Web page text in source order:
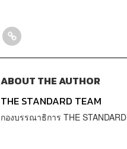
ABOUT THE AUTHOR
THE STANDARD TEAM
กองบรรณาธิการ THE STANDARD